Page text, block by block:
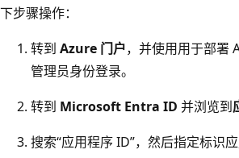
下步骤操作：
转到 Azure 门户，并使用用于部署
管理员身份登录。
转到 Microsoft Entra ID 并浏览到
搜索“应用程序 ID”，然后指定标识应